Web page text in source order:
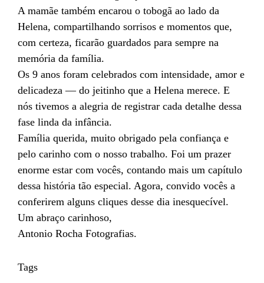
A mamãe também encarou o tobogã ao lado da
Helena, compartilhando sorrisos e momentos que,
com certeza, ficarão guardados para sempre na
memória da família.
Os 9 anos foram celebrados com intensidade, amor e
delicadeza — do jeitinho que a Helena merece. E
nós tivemos a alegria de registrar cada detalhe dessa
fase linda da infância.
Família querida, muito obrigado pela confiança e
pelo carinho com o nosso trabalho. Foi um prazer
enorme estar com vocês, contando mais um capítulo
dessa história tão especial. Agora, convido vocês a
conferirem alguns cliques desse dia inesquecível.
Um abraço carinhoso,
Antonio Rocha Fotografias.
Tags